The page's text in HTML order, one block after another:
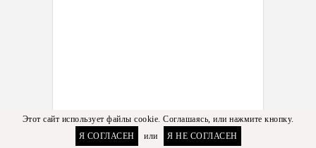
Этот сайт использует файлы cookie. Соглашаясь, или нажмите кнопку.
Я СОГЛАСЕН
или Я НЕ СОГЛАСЕН